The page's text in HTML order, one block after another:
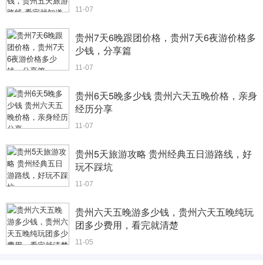
11-07
贵州7天6晚跟团价格，贵州7天6夜游价格多
少钱，分享篇
11-07
贵州6天5晚多少钱 贵州六天五晚价格，亲身
经历分享
11-07
贵州5天旅游攻略 贵州经典五日游路线，好
玩不踩坑
11-07
贵州六天五晚游多少钱，贵州六天五晚纯玩
团多少费用，看完就清楚
11-05